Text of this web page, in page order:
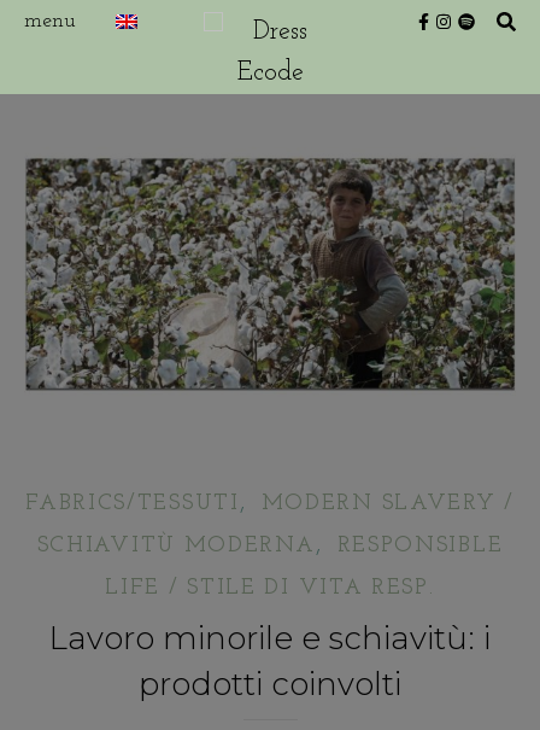
FABRICS/TESSUTI ,
MODERN SLAVERY /
SCHIAVITÙ MODERNA ,
RESPONSIBLE
LIFE / STILE DI VITA RESP.
Lavoro minorile e schiavitù: i
prodotti coinvolti